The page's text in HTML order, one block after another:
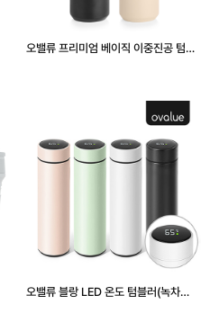
오밸류 프리미엄 베이직 이중진공 텀블
오밸류 블랑 LED 온도 텀블러(녹차